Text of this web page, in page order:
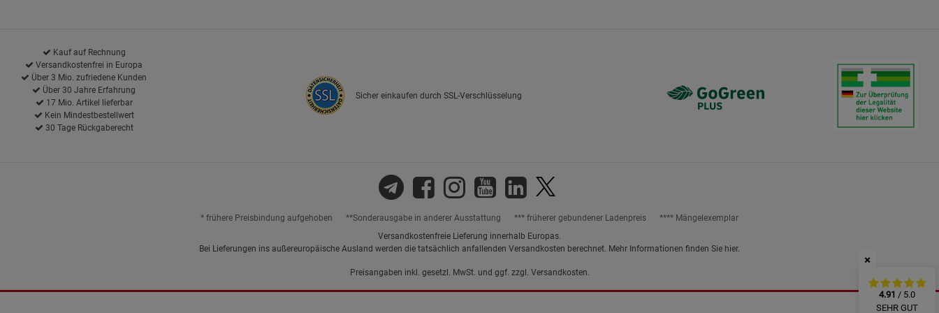
×
4.91 / 5.0
SEHR GUT
Kauf auf Rechnung
Versandkostenfrei in Europa
Über 3 Mio. zufriedene Kunden
Über 30 Jahre Erfahrung
17 Mio. Artikel lieferbar
Kein Mindestbestellwert
30 Tage Rückgaberecht
Sicher einkaufen durch SSL-Verschlüsselung
* frühere Preisbindung aufgehoben **Sonderausgabe in anderer Ausstattung *** früherer gebundener Ladenpreis
**** Mängelexemplar
Versandkostenfreie Lieferung innerhalb Europas.
Bei Lieferungen ins außereuropäische Ausland werden die tatsächlich anfallenden Versandkosten berechnet. Mehr Informationen finden Sie hier.
Preisangaben inkl. gesetzl. MwSt. und ggf. zzgl. Versandkosten.